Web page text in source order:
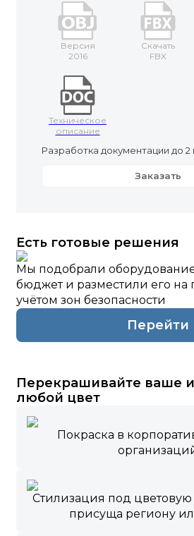
Версия
2016
Скачать
FBX
Техническое
описание
Разработка документации до 2
Заказать
Есть готовые решения
Мы подобрали
бюджет и разместили его на
учётом зон безопасности
Перейти
Перекрашивайте ваше
любой цвет
Покраска в
Стилизация под цветовую
присуща региону